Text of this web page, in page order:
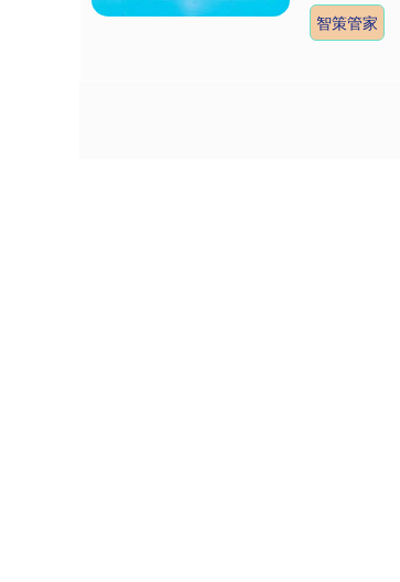
智策管家